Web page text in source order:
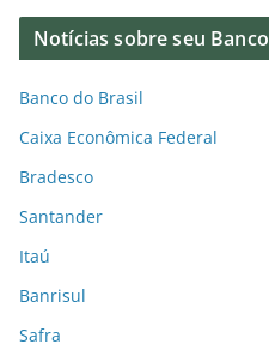
Notícias sobre seu Banco
Banco do Brasil
Caixa Econômica Federal
Bradesco
Santander
Itaú
Banrisul
Safra